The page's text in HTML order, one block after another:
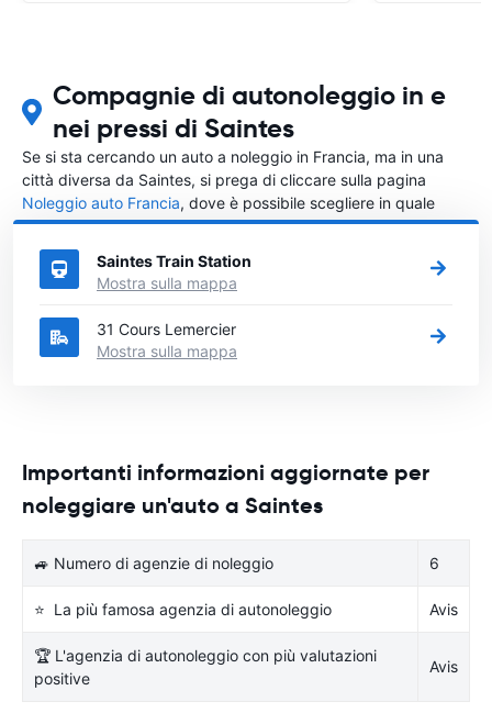
Compagnie di autonoleggio in e
nei pressi di Saintes
Se si sta cercando un auto a noleggio in Francia, ma in una
città diversa da Saintes, si prega di cliccare sulla pagina
Noleggio auto Francia, dove è possibile scegliere in quale
città in Francia si vuole noleggiare l'auto.
Saintes Train Station
Mostra sulla mappa
31 Cours Lemercier
Mostra sulla mappa
Importanti informazioni aggiornate per
noleggiare un'auto a Saintes
🚙 Numero di agenzie di noleggio 6
⭐ La più famosa agenzia di autonoleggio Avis
🏆 L'agenzia di autonoleggio con più valutazioni
positive
Avis